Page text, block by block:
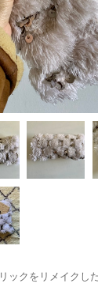
ックをリメイクし